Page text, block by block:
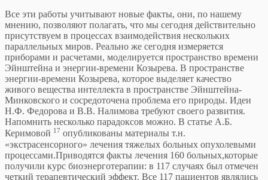
Все эти работы учитывают новые факты, они, по нашему
мнению, позволяют полагать, что мы сегодня действительно
присутствуем в процессах взаимодействия нескольких
параллельных миров. Реально же сегодня измеряется
приборами и расчетами, моделируется пространство времени
Эйнштейна и энергии-времени Козырева. В пространстве
энергии-времени Козырева, которое выделяет качество
живого вещества интеллекта в пространстве Эйнштейна-
Минковского и сосредоточена проблема его природы. Идеи
Н.Ф. Федорова и В.В. Налимова требуют своего развития.
Напомнить несколько парадоксов можно. В статье А.Б.
Керимовой 17 опубликованы материалы т.н.
«экстрасенсорного» лечения тяжелых больных опухолевыми
процессами.Приводятся факты лечения 160 больных,которые
получили курс биоэнерготерапии: в 117 случаях был отмечен
четкий терапевтический эффект. Все 117 пациентов являлись